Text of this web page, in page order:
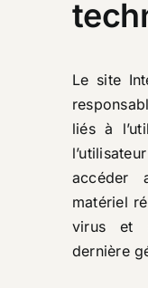
Le site
liés à
accéder
matériel
virus et
dernière